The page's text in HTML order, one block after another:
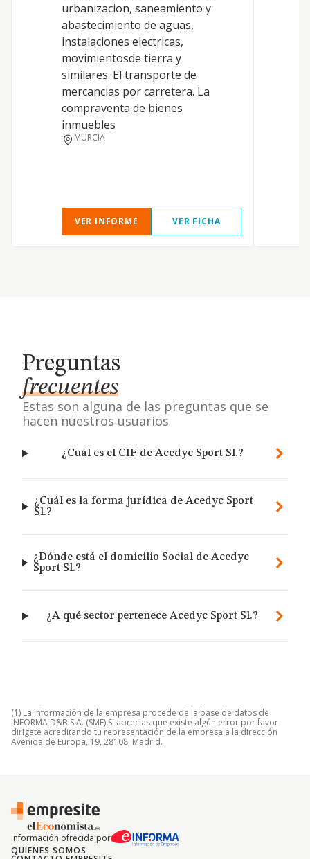
urbanizacion, saneamiento y
abastecimiento de aguas,
instalaciones electricas,
movimientosde tierra y
similares. El transporte de
mercancias por carretera. La
compraventa de bienes
inmuebles
MURCIA
VER INFORME VER FICHA
Preguntas
frecuentes
Estas son alguna de las preguntas que se
hacen nuestros usuarios
¿Cuál es el CIF de Acedyc Sport Sl.?
¿Cuál es la forma jurídica de Acedyc Sport
Sl.?
¿Dónde está el domicilio Social de Acedyc
Sport Sl.?
¿A qué sector pertenece Acedyc Sport Sl.?
(1) La información de la empresa procede de la base de datos de
INFORMA D&B S.A. (SME) Si aprecias que existe algún error por favor
dirígete acreditando tu representación de la empresa a la dirección
Avenida de Europa, 19, 28108, Madrid.
Información ofrecida por
QUIENES SOMOS